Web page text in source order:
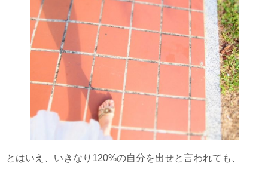
とはいえ、いきなり120%の自分を出せと言われても、